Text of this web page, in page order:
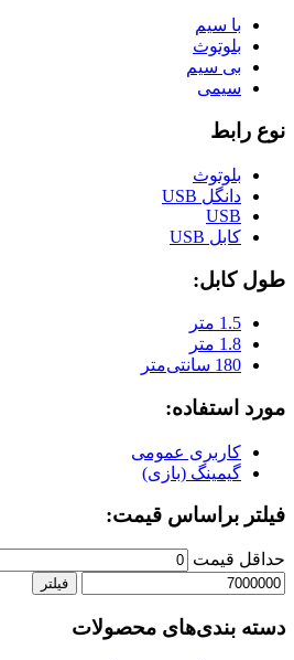
با سیم
بلوتوث
بی سیم
سیمی
نوع رابط
بلوتوث
دانگل USB
USB
کابل USB
طول کابل:
1.5 متر
1.8 متر
180 سانتی‌متر
مورد استفاده:
کاربری عمومی
گیمینگ (بازی)
فیلتر براساس قیمت:
حداقل قیمت
فیلتر
دسته بندی‌های محصولات